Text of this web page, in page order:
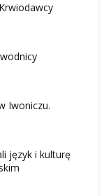
Iwoniczu.
język i kulturę